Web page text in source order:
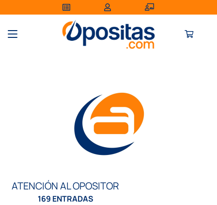
ATENCIÓN AL OPOSITOR
169 ENTRADAS